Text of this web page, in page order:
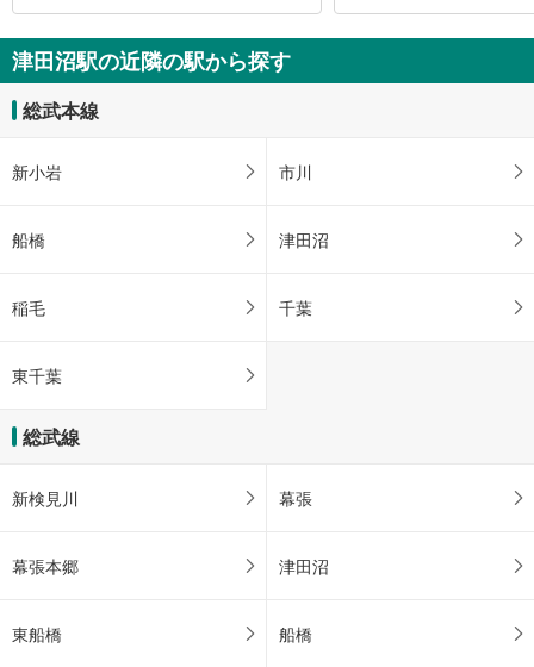
津田沼駅の近隣の駅から探す
総武本線
新小岩 市川
船橋 津田沼
稲毛 千葉
東千葉
総武線
新検見川 幕張
幕張本郷 津田沼
東船橋 船橋